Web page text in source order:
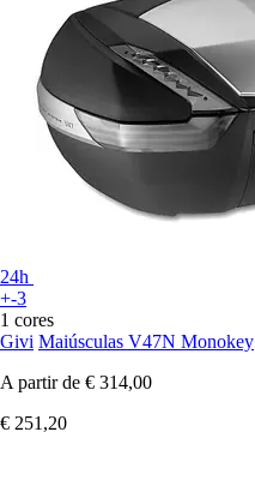
24h
+-3
1 cores
Givi Maiúsculas V47N Monokey
A partir de € 314,00
€ 251,20